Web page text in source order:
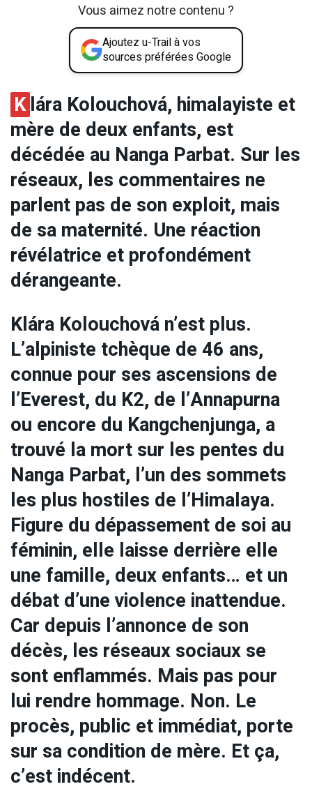
Vous aimez notre contenu ?
Ajoutez u-Trail à vos
sources préférées Google
Klára Kolouchová, himalayiste et
mère de deux enfants, est
décédée au Nanga Parbat. Sur les
réseaux, les commentaires ne
parlent pas de son exploit, mais
de sa maternité. Une réaction
révélatrice et profondément
dérangeante.
Klára Kolouchová n’est plus.
L’alpiniste tchèque de 46 ans,
connue pour ses ascensions de
l’Everest, du K2, de l’Annapurna
ou encore du Kangchenjunga, a
trouvé la mort sur les pentes du
Nanga Parbat, l’un des sommets
les plus hostiles de l’Himalaya.
Figure du dépassement de soi au
féminin, elle laisse derrière elle
une famille, deux enfants… et un
débat d’une violence inattendue.
Car depuis l’annonce de son
décès, les réseaux sociaux se
sont enflammés. Mais pas pour
lui rendre hommage. Non. Le
procès, public et immédiat, porte
sur sa condition de mère. Et ça,
c’est indécent.